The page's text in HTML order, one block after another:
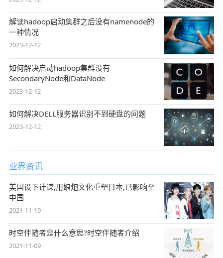
解读hadoop启动集群之后没有namenode的
一种情况
2023-12-12
如何解决启动hadoop集群没有
SecondaryNode和DataNode
2023-12-12
如何解决DELL服务器识别不到硬盘的问题
2023-12-12
业界资讯
美国设下计谋,用娘炮文化重塑日本,已影响至
中国
2021-11-19
时空伴随者是什么意思?时空伴随者介绍
2021-11-09